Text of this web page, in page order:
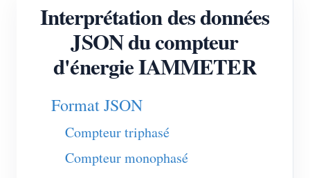
Compteur d’énergie Wi-Fi triphasé (WEM3080T)
Compteur d’énergie Wi-Fi triphasé (WEM3046T)
Compteur d’énergie Wi-Fi triphasé (WEM3050T)
Contrôleur de puissance WiFi
IAMMETER Cloud Pro
Service d’auto-hébergement
Interprétation des données
JSON du compteur
d'énergie IAMMETER
Format JSON
Compteur triphasé
Compteur monophasé